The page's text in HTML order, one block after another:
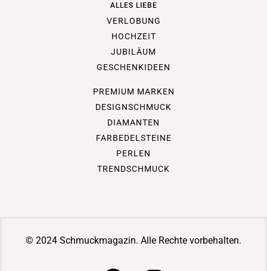
ALLES LIEBE
VERLOBUNG
HOCHZEIT
JUBILÄUM
GESCHENKIDEEN
PREMIUM MARKEN
DESIGNSCHMUCK
DIAMANTEN
FARBEDELSTEINE
PERLEN
TRENDSCHMUCK
© 2024 Schmuckmagazin. Alle Rechte vorbehalten.